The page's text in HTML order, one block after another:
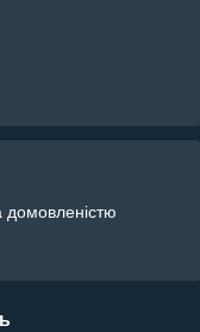
домовленістю